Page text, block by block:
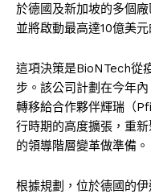
於德國及新加坡的多個
並將啟動最高達10億美
這項決策是BioNTech從
步。該公司計劃在今年
轉移給合作夥伴輝瑞（
行時期的高度擴張，重
的領導階層變革做準備。
根據規劃，位於德國的